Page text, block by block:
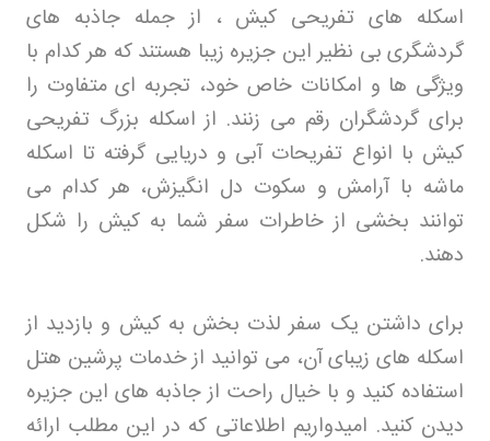
اسکله های تفریحی کیش ، از جمله جاذبه های
گردشگری بی نظیر این جزیره زیبا هستند که هر کدام با
ویژگی ها و امکانات خاص خود، تجربه ای متفاوت را
برای گردشگران رقم می زنند. از اسکله بزرگ تفریحی
کیش با انواع تفریحات آبی و دریایی گرفته تا اسکله
ماشه با آرامش و سکوت دل انگیزش، هر کدام می
توانند بخشی از خاطرات سفر شما به کیش را شکل
دهند.
برای داشتن یک سفر لذت بخش به کیش و بازدید از
اسکله های زیبای آن، می توانید از خدمات پرشین هتل
استفاده کنید و با خیال راحت از جاذبه های این جزیره
دیدن کنید. امیدواریم اطلاعاتی که در این مطلب ارائه